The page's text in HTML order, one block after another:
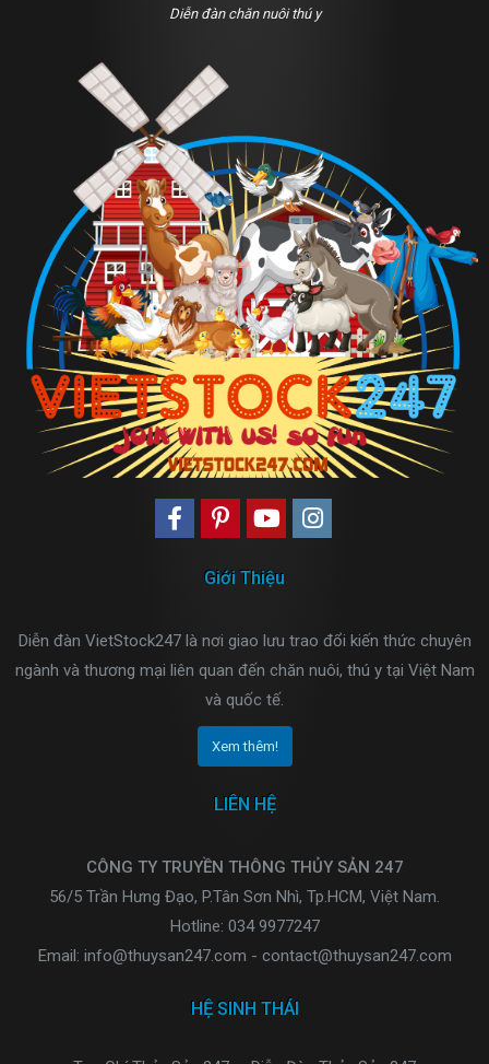
Diễn đàn chăn nuôi thú y
Giới Thiệu
Diễn đàn VietStock247 là nơi giao lưu trao đổi kiến thức chuyên
ngành và thương mại liên quan đến chăn nuôi, thú y tại Việt Nam
và quốc tế.
Xem thêm!
LIÊN HỆ
CÔNG TY TRUYỀN THÔNG THỦY SẢN 247
56/5 Trần Hưng Đạo, P.Tân Sơn Nhì, Tp.HCM, Việt Nam.
Hotline: 034 9977247
Email: info@thuysan247.com - contact@thuysan247.com
HỆ SINH THÁI